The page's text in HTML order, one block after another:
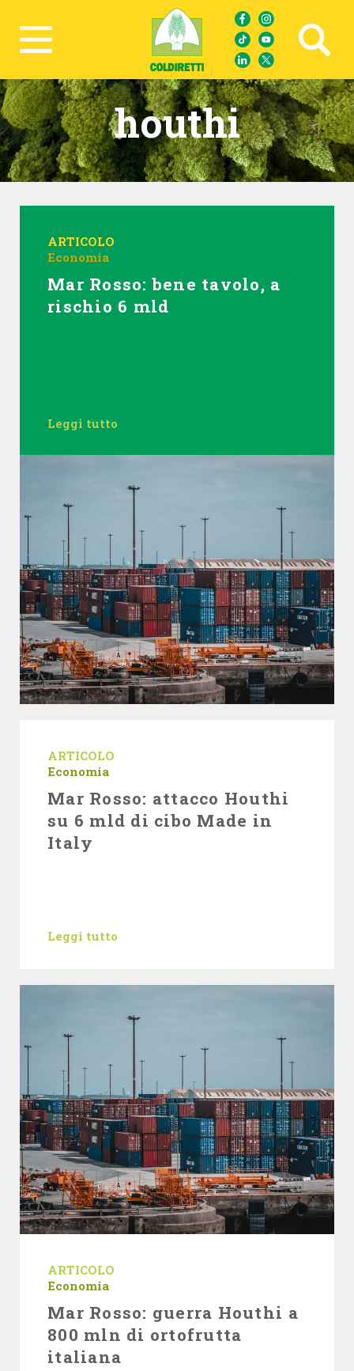
Ricerca avanzata
houthi
ARTICOLO
Economia
Mar Rosso: bene tavolo, a
rischio 6 mld
Leggi tutto
ARTICOLO
Economia
Mar Rosso: attacco Houthi
su 6 mld di cibo Made in
Italy
Leggi tutto
ARTICOLO
Economia
Mar Rosso: guerra Houthi a
800 mln di ortofrutta
italiana